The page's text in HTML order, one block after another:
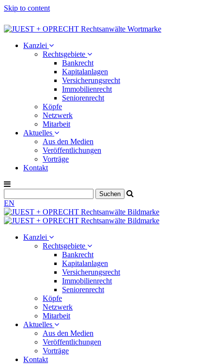
Skip to content
Kanzlei
Rechtsgebiete
Bankrecht
Kapitalanlagen
Versicherungsrecht
Immobilienrecht
Seniorenrecht
Köpfe
Netzwerk
Mitarbeit
Aktuelles
Aus den Medien
Veröffentlichungen
Vorträge
Kontakt
EN
Kanzlei
Rechtsgebiete
Bankrecht
Kapitalanlagen
Versicherungsrecht
Immobilienrecht
Seniorenrecht
Köpfe
Netzwerk
Mitarbeit
Aktuelles
Aus den Medien
Veröffentlichungen
Vorträge
Kontakt